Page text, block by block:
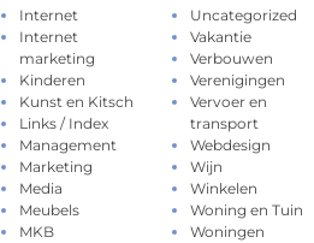
Internet
Internet
marketing
Kinderen
Kunst en Kitsch
Links / Index
Management
Marketing
Media
Meubels
MKB
Uncategorized
Vakantie
Verbouwen
Verenigingen
Vervoer en
transport
Webdesign
Wijn
Winkelen
Woning en Tuin
Woningen